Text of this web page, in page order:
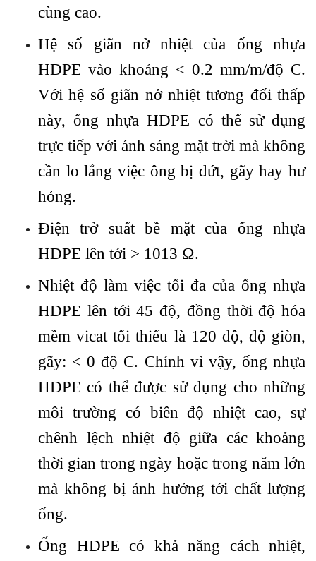
cùng cao.
Hệ số giãn nở nhiệt của ống nhựa
HDPE vào khoảng < 0.2 mm/m/độ C.
Với hệ số giãn nở nhiệt tương đối thấp
này, ống nhựa HDPE có thể sử dụng
trực tiếp với ánh sáng mặt trời mà không
cần lo lắng việc ông bị đứt, gãy hay hư
hỏng.
Điện trở suất bề mặt của ống nhựa
HDPE lên tới > 1013 Ω.
Nhiệt độ làm việc tối đa của ống nhựa
HDPE lên tới 45 độ, đồng thời độ hóa
mềm vicat tối thiểu là 120 độ, độ giòn,
gãy: < 0 độ C. Chính vì vậy, ống nhựa
HDPE có thể được sử dụng cho những
môi trường có biên độ nhiệt cao, sự
chênh lệch nhiệt độ giữa các khoảng
thời gian trong ngày hoặc trong năm lớn
mà không bị ảnh hưởng tới chất lượng
ống.
Ống HDPE có khả năng cách nhiệt,